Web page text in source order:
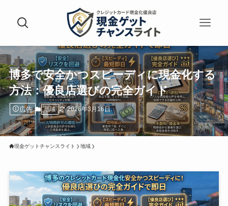
博多で安全かつスピーディに現金化する
方法：優良店選びの完全ガイド
広告 地域 2026年3月16日
現金ゲットチャンスライト 地域